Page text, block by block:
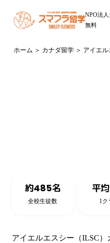
NPO法
無料
ホーム ＞ カナダ留学 ＞ アイエ
約485名
全校生徒数
平
1ク
アイエルエスシー（ILSC